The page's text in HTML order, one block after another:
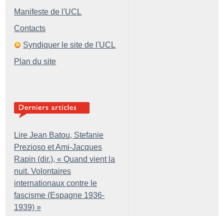
Manifeste de l'UCL
Contacts
Syndiquer le site de l'UCL
Plan du site
Lire Jean Batou, Stefanie
Prezioso et Ami-Jacques
Rapin (dir.), « Quand vient la
nuit. Volontaires
internationaux contre le
fascisme (Espagne 1936-
1939) »